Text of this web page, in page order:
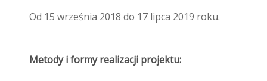
Od 15 września 2018 do 17 lipca 2019 roku.
Metody i formy realizacji projektu: